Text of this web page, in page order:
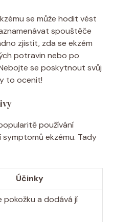
se může hodit vést
spouštěče
zjistit, zda se ekzém
potravin nebo po
⁤se poskytnout svůj
to ocenit!
používání
ekzému. Tady
Účinky
pokožku a dodává jí